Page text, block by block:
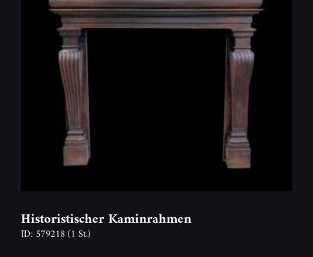
Historistischer Kaminrahmen
ID: 579218(1 St.)